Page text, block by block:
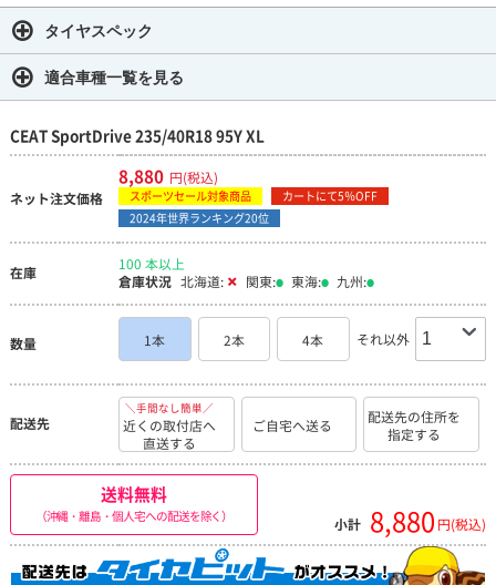
タイヤスペック
適合車種一覧を見る
CEAT SportDrive 235/40R18 95Y XL
ネット注文価格
8,880 円(税込)
スポーツセール対象商品
カートにて5％OFF
2024年世界ランキング20位
在庫
100 本以上
倉庫状況 北海道: 関東: 東海: 九州:
数量 1本 2本 4本 それ以外
配送先
＼手間なし簡単／
近くの取付店へ
直送する
ご自宅へ送る
配送先の住所を
指定する
送料無料
（沖縄・離島・個人宅への配送を除く） 小計 8,880 円(税込)